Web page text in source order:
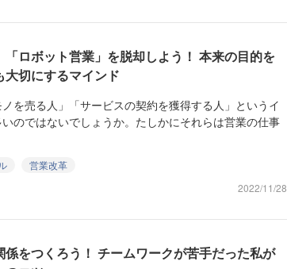
「ロボット営業」を脱却しよう！ 本来の目的を
切にするマインド
を売る人」「サービスの契約を獲得する人」というイ
のではないでしょうか。たしかにそれらは営業の仕事
営業改革
2022/11/28
をつくろう！ チームワークが苦手だった私が